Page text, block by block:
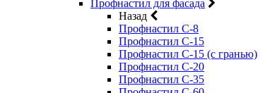
Профнастил для фасада
Назад
Профнастил С-8
Профнастил С-15
Профнастил С-15 (с гранью)
Профнастил С-20
Профнастил С-35